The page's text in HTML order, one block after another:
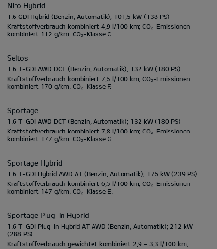
Niro Hybrid
1.6 GDI Hybrid (Benzin, Automatik); 101,5 kW (138 PS)
Kraftstoffverbrauch kombiniert 4,9 l/100 km; CO₂-Emissionen
kombiniert 112 g/km. CO₂-Klasse C.
Seltos
1.6 T-GDI AWD DCT (Benzin, Automatik); 132 kW (180 PS)
Kraftstoffverbrauch kombiniert 7,5 l/100 km; CO₂-Emissionen
kombiniert 170 g/km. CO₂-Klasse F.
Sportage
1.6 T-GDI AWD DCT (Benzin, Automatik); 132 kW (180 PS)
Kraftstoffverbrauch kombiniert 7,8 l/100 km; CO₂-Emissionen
kombiniert 177 g/km. CO₂-Klasse G.
Sportage Hybrid
1.6 T-GDI Hybrid AWD AT (Benzin, Automatik); 176 kW (239 PS)
Kraftstoffverbrauch kombiniert 6,5 l/100 km; CO₂-Emissionen
kombiniert 147 g/km. CO₂-Klasse E.
Sportage Plug-in Hybrid
1.6 T-GDI Plug-in Hybrid AT AWD (Benzin, Automatik); 212 kW
(288 PS)
Kraftstoffverbrauch gewichtet kombiniert 2,9 - 3,3 l/100 km;